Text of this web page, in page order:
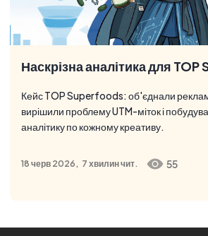
Наскрізна аналітика для
Кейс TOP Superfoods: об'єднали
вирішили проблему UTM-міток і
аналітику по кожному креативу.
18 черв 2026, 7 хвилинчит. 55